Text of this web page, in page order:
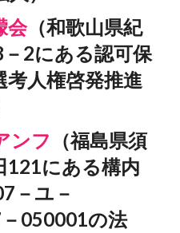
会（和歌山県紀
2にある認可保
考人権啓発推進
ンフ
（福島県須
121にある構内
－ユ－
050001の法